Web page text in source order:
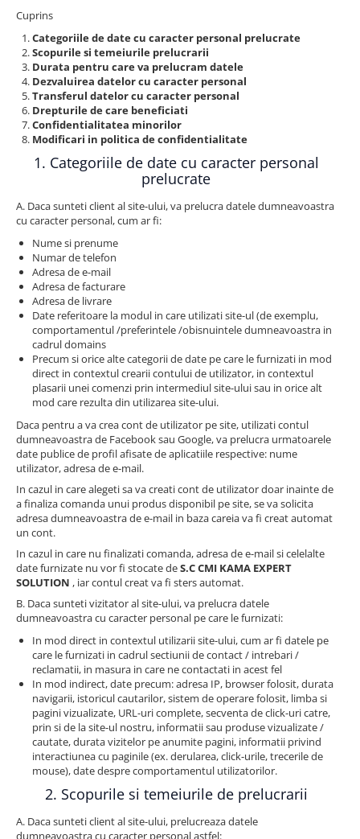
Cearceaf cu elastic
Lenjerii De Pat Creponate
Lenjerii De Pat Bumbac Poplin 2
Persoane
Lenjerii De Pat Bumbac Poplin,
Matlasate, 2 Persoane
Lenjerii De Pat Bumbac Satinat 2
Persoane
Lenjerii De Pat Volanase
Lenjerii De Pat, Finet Premium 3D,
2 Persoane
Lenjerii De Pat Jacquard
Lenjerii De Pat Catifea
Lenjerii De Pat Cocolino
Set Lenjerie De Pat Blana
Artificiala De Iepure, 6 Piese, 2
Persoane
Set Lenjerie Pat Blanita Iepure, 6
Piese, Cu Pilota Inclusa
Lenjerii De Pat Premium Collection
Set Lenjerie De Pat, 7 Piese, Cu
Pilota / Cuvertura Inclusa
Set Lenjerie De Pat Jacquard Regal,
11 Piese, Cuvertura Inclusa
Lenjerii Damasc Egiptean King Size
Lenjerii De Pat, Finet Premium, 1
Persoana
Lenjerii De Pat, Imprimeu 3D, 1
Persoana
Cuprins
Categoriile de date cu caracter personal prelucrate
Scopurile si temeiurile prelucrarii
Durata pentru care va prelucram datele
Dezvaluirea datelor cu caracter personal
Transferul datelor cu caracter personal
Drepturile de care beneficiati
Confidentialitatea minorilor
Modificari in politica de confidentialitate
1. Categoriile de date cu caracter personal
prelucrate
A. Daca sunteti client al site-ului, va prelucra datele dumneavoastra
cu caracter personal, cum ar fi:
Nume si prenume
Numar de telefon
Adresa de e-mail
Adresa de facturare
Adresa de livrare
Date referitoare la modul in care utilizati site-ul (de exemplu,
comportamentul /preferintele /obisnuintele dumneavoastra in
cadrul domains
Precum si orice alte categorii de date pe care le furnizati in mod
direct in contextul crearii contului de utilizator, in contextul
plasarii unei comenzi prin intermediul site-ului sau in orice alt
mod care rezulta din utilizarea site-ului.
Daca pentru a va crea cont de utilizator pe site, utilizati contul
dumneavoastra de Facebook sau Google, va prelucra urmatoarele
date publice de profil afisate de aplicatiile respective: nume
utilizator, adresa de e-mail.
In cazul in care alegeti sa va creati cont de utilizator doar inainte de
a finaliza comanda unui produs disponibil pe site, se va solicita
adresa dumneavoastra de e-mail in baza careia va fi creat automat
un cont.
In cazul in care nu finalizati comanda, adresa de e-mail si celelalte
date furnizate nu vor fi stocate deS.C CMI KAMA EXPERT
SOLUTION , iar contul creat va fi sters automat.
B. Daca sunteti vizitator al site-ului, va prelucra datele
dumneavoastra cu caracter personal pe care le furnizati:
In mod direct in contextul utilizarii site-ului, cum ar fi datele pe
care le furnizati in cadrul sectiunii de contact / intrebari /
reclamatii, in masura in care ne contactati in acest fel
In mod indirect, date precum: adresa IP, browser folosit, durata
navigarii, istoricul cautarilor, sistem de operare folosit, limba si
pagini vizualizate, URL-uri complete, secventa de click-uri catre,
prin si de la site-ul nostru, informatii sau produse vizualizate /
cautate, durata vizitelor pe anumite pagini, informatii privind
interactiunea cu paginile (ex. derularea, click-urile, trecerile de
mouse), date despre comportamentul utilizatorilor.
2. Scopurile si temeiurile de prelucrarii
A. Daca sunteti client al site-ului, prelucreaza datele
dumneavoastra cu caracter personal astfel: